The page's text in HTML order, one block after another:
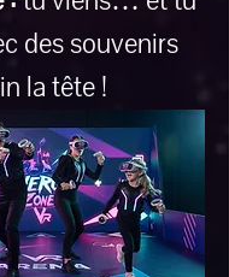
des souvenirs
la tête !